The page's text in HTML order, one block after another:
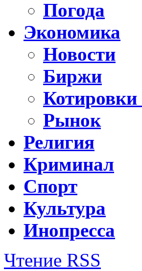
Погода
Экономика
Новости
Биржи
Рынок
Религия
Криминал
Спорт
Культура
Инопресса
Чтение RSS